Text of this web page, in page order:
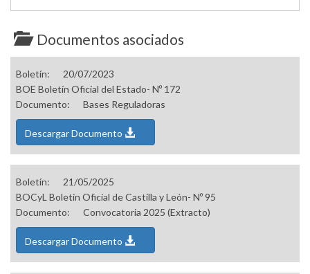
Documentos asociados
Boletín:
20/07/2023
BOE Boletín Oficial del Estado- Nº 172
Documento:
Bases Reguladoras
Descargar Documento
Boletín:
21/05/2025
BOCyL Boletín Oficial de Castilla y León- Nº 95
Documento:
Convocatoria 2025 (Extracto)
Descargar Documento